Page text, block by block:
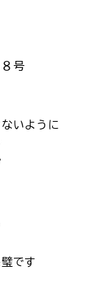
号
いように
です